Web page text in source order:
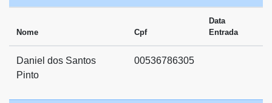
Nome Cpf
Data
Entrada
Daniel dos Santos
Pinto
00536786305